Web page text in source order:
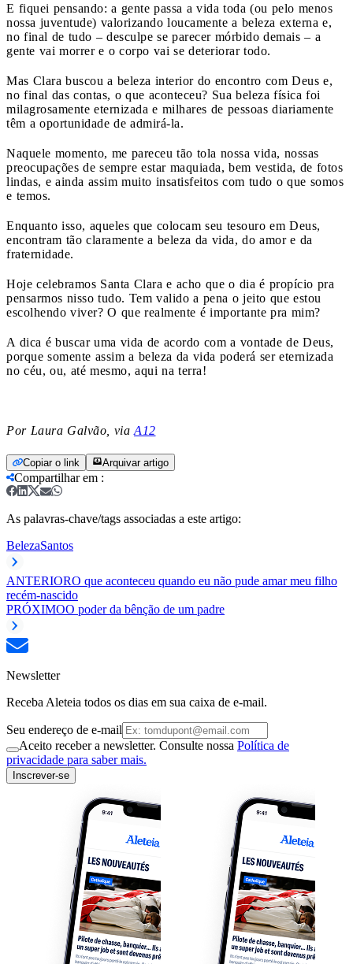
E fiquei pensando: a gente passa a vida toda (ou pelo menos
nossa juventude) valorizando loucamente a beleza externa e,
no final de tudo – desculpe se parecer mórbido demais – a
gente vai morrer e o corpo vai se deteriorar todo.
Mas Clara buscou a beleza interior do encontro com Deus e,
no final das contas, o que aconteceu? Sua beleza física foi
milagrosamente eternizada e milhares de pessoas diariamente
têm a oportunidade de admirá-la.
Naquele momento, me pareceu tão tola nossa vida, nossas
preocupações de sempre estar maquiada, bem vestida, de fotos
lindas, e ainda assim muito insatisfeitos com tudo o que somos
e temos.
Enquanto isso, aqueles que colocam seu tesouro em Deus,
encontram tão claramente a beleza da vida, do amor e da
fraternidade.
Hoje celebramos Santa Clara e acho que o dia é propício pra
pensarmos nisso tudo. Tem valido a pena o jeito que estou
escolhendo viver? O que realmente é importante pra mim?
A dica é buscar uma vida de acordo com a vontade de Deus,
porque somente assim a beleza da vida poderá ser eternizada
no céu, ou, até mesmo, aqui na terra!
Por Laura Galvão, via A12
Copiar o link Arquivar artigo
Compartilhar em :
As palavras-chave/tags associadas a este artigo:
BelezaSantos
ANTERIORO que aconteceu quando eu não pude amar meu filho
recém-nascido
PRÓXIMOO poder da bênção de um padre
Newsletter
Receba Aleteia todos os dias em sua caixa de e-mail.
Seu endereço de e-mail
Aceito receber a newsletter. Consulte nossa Política de
privacidade para saber mais.
Inscrever-se